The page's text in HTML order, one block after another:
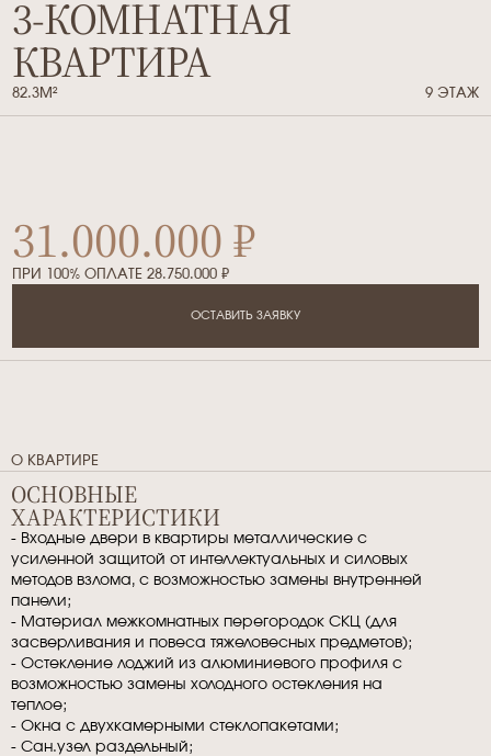
3-КОМНАТНАЯ
КВАРТИРА
82.3М² 9 ЭТАЖ
31.000.000 ₽
ПРИ 100% ОПЛАТЕ 28.750.000 ₽
ОСТАВИТЬ ЗАЯВКУ
О КВАРТИРЕ
ОСНОВНЫЕ
ХАРАКТЕРИСТИКИ
- Входные двери в квартиры металлические с
усиленной защитой от интеллектуальных и силовых
методов взлома, с возможностью замены внутренней
панели;
- Материал межкомнатных перегородок СКЦ (для
засверливания и повеса тяжеловесных предметов);
- Остекление лоджий из алюминиевого профиля с
возможностью замены холодного остекления на
теплое;
- Окна с двухкамерными стеклопакетами;
- Сан.узел раздельный;